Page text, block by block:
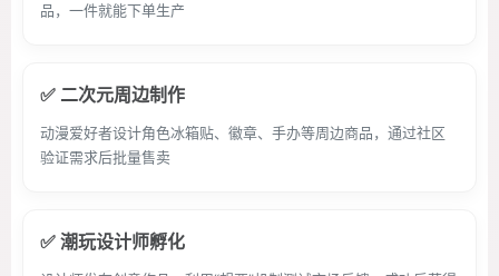
品，一件就能下单生产
✅ 二次元周边制作
动漫爱好者设计角色冰箱贴、徽章、手办等周边商品，通过社区
验证需求后批量售卖
✅ 潮玩设计师孵化